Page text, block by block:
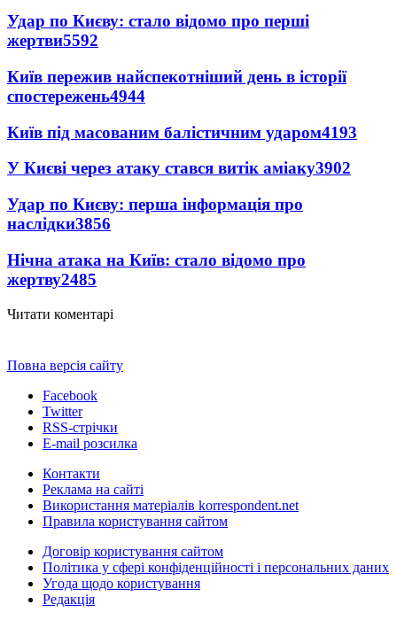
Удар по Києву: стало відомо про перші
жертви5592
Київ пережив найспекотніший день в історії
спостережень4944
Київ під масованим балістичним ударом4193
У Києві через атаку стався витік аміаку3902
Удар по Києву: перша інформація про
наслідки3856
Нічна атака на Київ: стало відомо про
жертву2485
Читати коментарі
Повна версія сайту
Facebook
Twitter
RSS-стрічки
E-mail розсилка
Контакти
Реклама на сайті
Використання матеріалів korrespondent.net
Правила користування сайтом
Договір користування сайтом
Політика у сфері конфіденційності і персональних даних
Угода щодо користування
Редакція